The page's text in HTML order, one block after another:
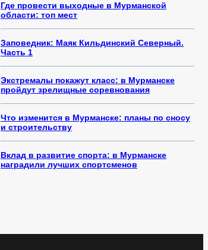
Где провести выходные в Мурманской
области: топ мест
Заповедник: Маяк Кильдинский Северный.
Часть 1
Экстремалы покажут класс: в Мурманске
пройдут зрелищные соревнования
Что изменится в Мурманске: планы по сносу
и строительству
Вклад в развитие спорта: в Мурманске
наградили лучших спортсменов